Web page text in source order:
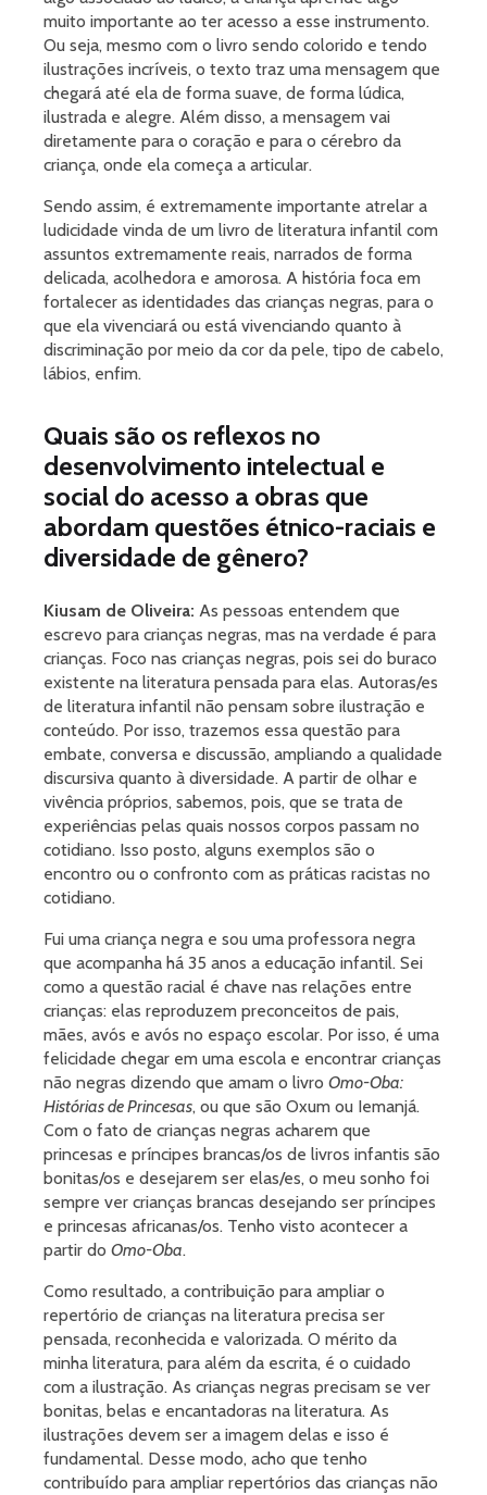
muito importante ao ter acesso a esse instrumento.
Ou seja, mesmo com o livro sendo colorido e tendo
ilustrações incríveis, o texto traz uma mensagem que
chegará até ela de forma suave, de forma lúdica,
ilustrada e alegre. Além disso, a mensagem vai
diretamente para o coração e para o cérebro da
criança, onde ela começa a articular.
Sendo assim, é extremamente importante atrelar a
ludicidade vinda de um livro de literatura infantil com
assuntos extremamente reais, narrados de forma
delicada, acolhedora e amorosa. A história foca em
fortalecer as identidades das crianças negras, para o
que ela vivenciará ou está vivenciando quanto à
discriminação por meio da cor da pele, tipo de cabelo,
lábios, enfim.
Quais são os reflexos no
desenvolvimento intelectual e
social do acesso a obras que
abordam questões étnico-raciais e
diversidade de gênero?
Kiusam de Oliveira: As pessoas entendem que
escrevo para crianças negras, mas na verdade é para
crianças. Foco nas crianças negras, pois sei do buraco
existente na literatura pensada para elas. Autoras/es
de literatura infantil não pensam sobre ilustração e
conteúdo. Por isso, trazemos essa questão para
embate, conversa e discussão, ampliando a qualidade
discursiva quanto à diversidade. A partir de olhar e
vivência próprios, sabemos, pois, que se trata de
experiências pelas quais nossos corpos passam no
cotidiano. Isso posto, alguns exemplos são o
encontro ou o confronto com as práticas racistas no
cotidiano.
Fui uma criança negra e sou uma professora negra
que acompanha há 35 anos a educação infantil. Sei
como a questão racial é chave nas relações entre
crianças: elas reproduzem preconceitos de pais,
mães, avós e avós no espaço escolar. Por isso, é uma
felicidade chegar em uma escola e encontrar crianças
não negras dizendo que amam o livro Omo-Oba:
Histórias de Princesas, ou que são Oxum ou Iemanjá.
Com o fato de crianças negras acharem que
princesas e príncipes brancas/os de livros infantis são
bonitas/os e desejarem ser elas/es, o meu sonho foi
sempre ver crianças brancas desejando ser príncipes
e princesas africanas/os. Tenho visto acontecer a
partir do Omo-Oba.
Como resultado, a contribuição para ampliar o
repertório de crianças na literatura precisa ser
pensada, reconhecida e valorizada. O mérito da
minha literatura, para além da escrita, é o cuidado
com a ilustração. As crianças negras precisam se ver
bonitas, belas e encantadoras na literatura. As
ilustrações devem ser a imagem delas e isso é
fundamental. Desse modo, acho que tenho
contribuído para ampliar repertórios das crianças não